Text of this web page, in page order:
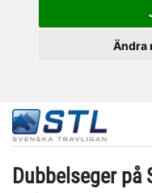
Ändra
Dubbelseger